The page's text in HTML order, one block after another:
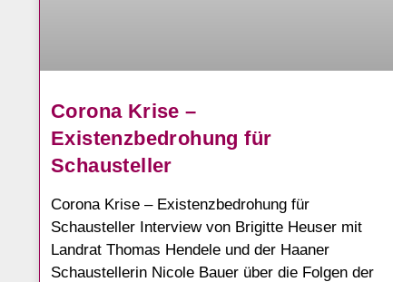
Corona Krise –
Existenzbedrohung für
Schausteller
Corona Krise – Existenzbedrohung für
Schausteller Interview von Brigitte Heuser mit
Landrat Thomas Hendele und der Haaner
Schaustellerin Nicole Bauer über die Folgen der